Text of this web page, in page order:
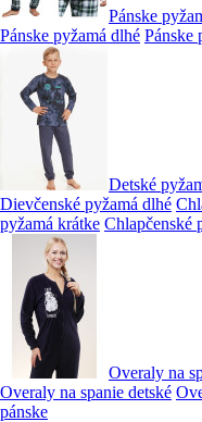
Pánske
Pánske pyžamá dlhé Pánske
Detské
Dievčenské pyžamá dlhé
pyžamá krátke Chlapčenské
Overaly na
Overaly na spanie detské
pánske